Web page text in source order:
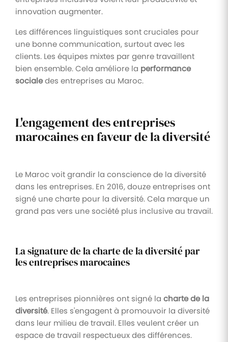
innovation augmenter.
Les différences linguistiques sont cruciales pour
une bonne communication, surtout avec les
clients. Les équipes mixtes par genre travaillent
bien ensemble. Cela améliore la performance
socialedes entreprises au Maroc.
L'engagement des entreprises
marocaines en faveur de la diversité
Le Maroc voit grandir la conscience de la diversité
dans les entreprises. En 2016, douze entreprises ont
signé une charte pour la diversité. Cela marque un
grand pas vers une société plus inclusive au travail.
La signature de la charte de la diversité par
les entreprises marocaines
Les entreprises pionnières ont signé la charte de la
diversité. Elles s'engagent à promouvoir la diversité
dans leur milieu de travail. Elles veulent créer un
espace de travail respectueux des différences.